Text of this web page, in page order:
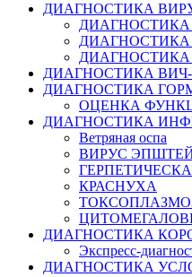
ДИАГНОСТИКА
ДИАГНОСТИКА
ДИАГНОСТИКА
ДИАГНОСТИКА
ДИАГНОСТИКА
ДИАГНОСТИКА
ОЦЕНКА
ДИАГНОСТИКА
Ветряная оспа
ВИРУС
КРАСНУХА
ДИАГНОСТИКА
Экспресс-
ДИАГНОСТИКА